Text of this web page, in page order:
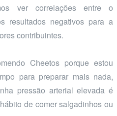
ver correlações entre o
resultados negativos para a
contribuintes.
Cheetos porque estou
para preparar mais nada,
pressão arterial elevada é
de comer salgadinhos ou